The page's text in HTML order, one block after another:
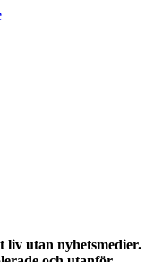
liv utan nyhetsmedier.